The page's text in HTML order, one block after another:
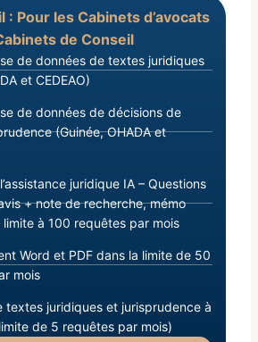
: Pour les Cabinets d’avocats
de Conseil
de données de textes juridiques
et CEDEAO)
de données de décisions de
(Guinée, OHADA et
juridique IA – Questions
+ note de recherche, mémo
à 100 requêtes par mois
Word et PDF dans la limite de 50
mois
textes juridiques et jurisprudence à
de 5 requêtes par mois)